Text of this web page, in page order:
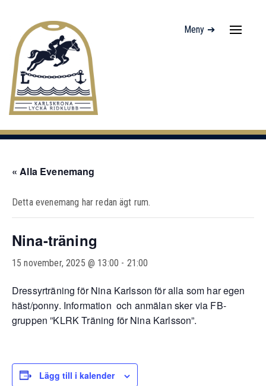
Meny ➔
« Alla Evenemang
Detta evenemang har redan ägt rum.
Nina-träning
15 november, 2025 @ 13:00 - 21:00
Dressyrträning för Nina Karlsson för alla som har egen
häst/ponny. Information och anmälan sker via FB-
gruppen ”KLRK Träning för Nina Karlsson”.
Lägg till i kalender